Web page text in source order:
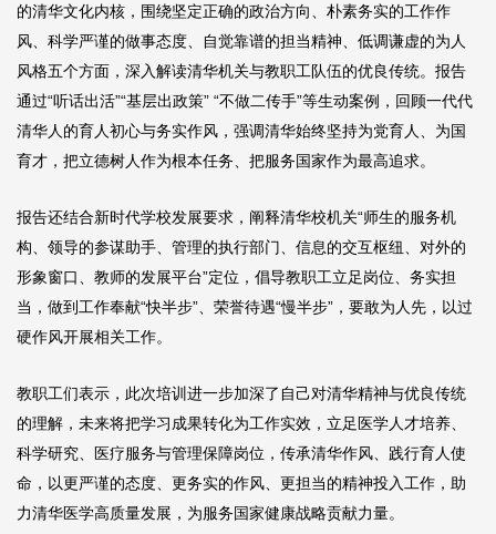
的清华文化内核，围绕坚定正确的政治方向、朴素务实的工作作
风、科学严谨的做事态度、自觉靠谱的担当精神、低调谦虚的为人
风格五个方面，深入解读清华机关与教职工队伍的优良传统。报告
通过“听话出活”“基层出政策” “不做二传手”等生动案例，回顾一代代
清华人的育人初心与务实作风，强调清华始终坚持为党育人、为国
育才，把立德树人作为根本任务、把服务国家作为最高追求。
报告还结合新时代学校发展要求，阐释清华校机关“师生的服务机
构、领导的参谋助手、管理的执行部门、信息的交互枢纽、对外的
形象窗口、教师的发展平台”定位，倡导教职工立足岗位、务实担
当，做到工作奉献“快半步”、荣誉待遇“慢半步”，要敢为人先，以过
硬作风开展相关工作。
教职工们表示，此次培训进一步加深了自己对清华精神与优良传统
的理解，未来将把学习成果转化为工作实效，立足医学人才培养、
科学研究、医疗服务与管理保障岗位，传承清华作风、践行育人使
命，以更严谨的态度、更务实的作风、更担当的精神投入工作，助
力清华医学高质量发展，为服务国家健康战略贡献力量。